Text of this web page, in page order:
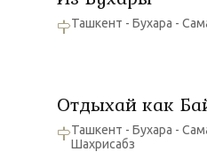
Ташкент - Бухара -
Отдыхай как
Ташкент - Бухара -
Шахрисабз